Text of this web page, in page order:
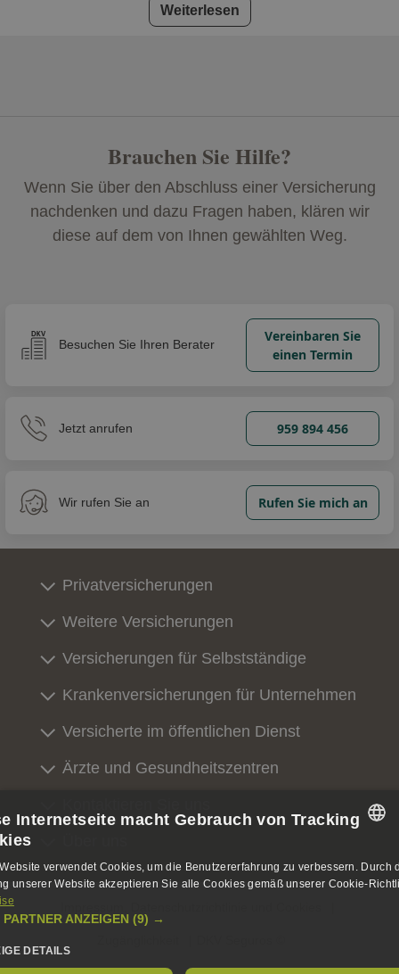
Weiterlesen
Häufig gestellte Fragen
Brauchen Sie Hilfe?
Wenn Sie über den Abschluss einer Versicherung
nachdenken und dazu Fragen haben, klären wir
diese auf dem von Ihnen gewählten Weg.
Besuchen Sie Ihren Berater
Vereinbaren Sie
einen Termin
Jetzt anrufen 959 894 456
Wir rufen Sie an Rufen Sie mich an
Privatversicherungen
Weitere Versicherungen
Versicherungen für Selbstständige
Krankenversicherungen für Unternehmen
Versicherte im öffentlichen Dienst
Ärzte und Gesundheitszentren
SPANISH
Internetseite macht Gebrauch von Tracking
verwendet Cookies, um die Benutzererfahrung zu verbessern. Durch
unserer Website akzeptieren Sie alle Cookies gemäß unserer Cookie-
ANZEIGEN (9) →
DETAILS